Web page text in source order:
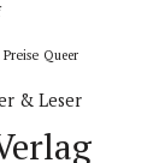
Preise Queer
& Leser